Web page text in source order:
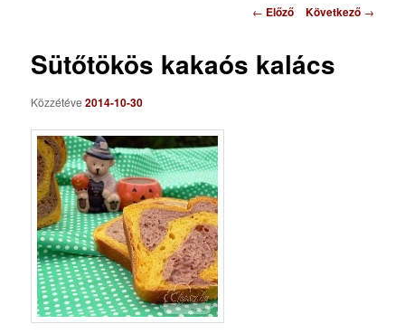
Bejegyzés
← Előző Következő →
Sütőtökös kakaós kalács
Közzétéve2014-10-30